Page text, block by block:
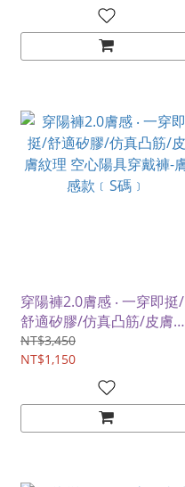
穿陽褲2.0膚感 ‧ 一穿即挺/
舒適矽膠/仿真凸筋/皮膚紋
理 空心陽具穿戴褲-膚感款
﹝S碼﹞
NT$3,450
NT$1,150